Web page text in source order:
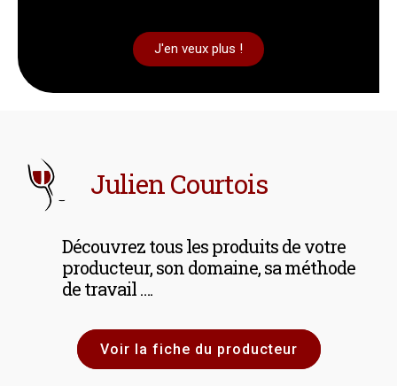
J'en veux plus !
Julien Courtois
Découvrez tous les produits de votre
producteur, son domaine, sa méthode
de travail ….